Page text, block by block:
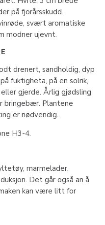
på fjorårsskudd.
svært aromatiske
modner ujevnt.
drenert, sandholdig, dyp
fuktigheta, på en solrik,
gjerde. Årlig gjødsling
bringebær. Plantene
er nødvendig..
H3-4.
marmelader,
Det går også an å
kan være litt for